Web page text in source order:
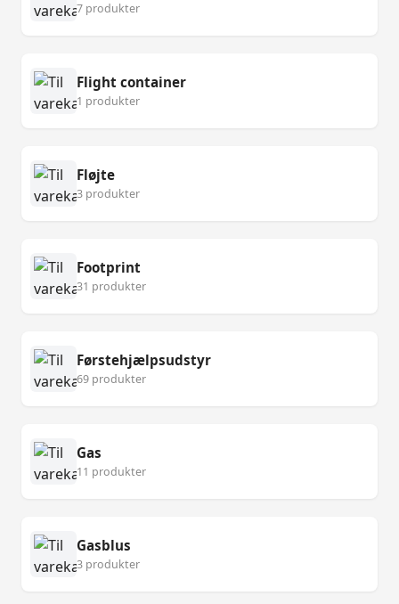
7 produkter
Flight container
1 produkter
Fløjte
3 produkter
Footprint
31 produkter
Førstehjælpsudstyr
69 produkter
Gas
11 produkter
Gasblus
3 produkter